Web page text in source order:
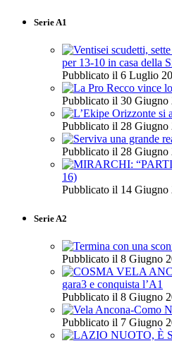
Serie A1
per 13-10 in casa della
Pubblicato il 6 Luglio
Pubblicato il 30 Giugno
Pubblicato il 28 Giugno
Pubblicato il 28 Giugno
16)
Pubblicato il 14 Giugno
Serie A2
Pubblicato il 8 Giugno
gara3 e conquista l’A1
Pubblicato il 8 Giugno
Pubblicato il 7 Giugno